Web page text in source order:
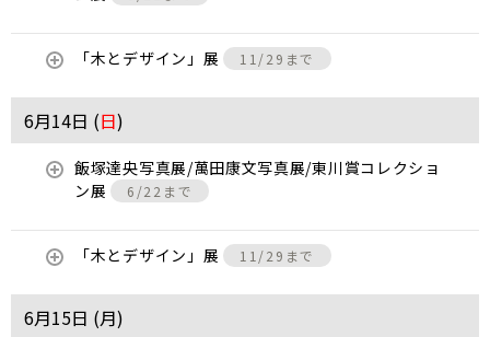
「木とデザイン」展 11/29まで
6月14日 (日)
飯塚達央写真展/萬田康文写真展/東川賞コレクショ
ン展
6/22まで
「木とデザイン」展 11/29まで
6月15日 (月)